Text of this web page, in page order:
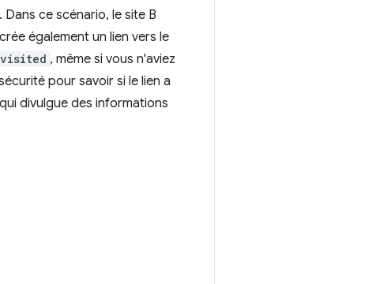
ce scénario, le site B
également un lien vers le
, même si vous n'aviez
pour savoir si le lien a
divulgue des informations